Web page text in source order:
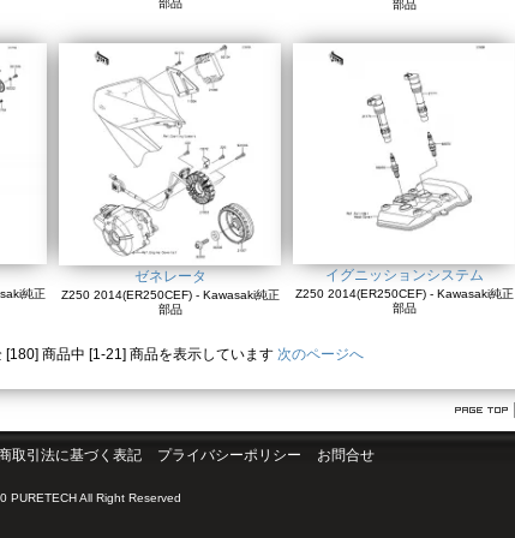
部品 部品
純正
ゼネレータ
Z250 2014(ER250CEF) - Kawasaki純正
部品
イグニッションシステム
Z250 2014(ER250CEF) - Kawasaki純正
部品
[180] 商品中 [1-21] 商品を表示しています 次のページへ
取引法に基づく表記 プライバシーポリシー お問合せ
PURETECH All Right Reserved